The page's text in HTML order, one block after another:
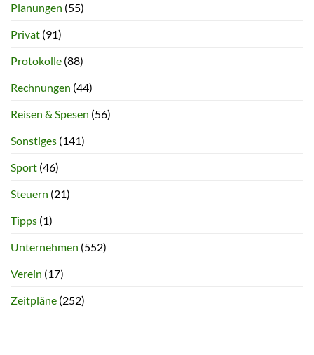
Planungen (55)
Privat (91)
Protokolle (88)
Rechnungen (44)
Reisen & Spesen (56)
Sonstiges (141)
Sport (46)
Steuern (21)
Tipps (1)
Unternehmen (552)
Verein (17)
Zeitpläne (252)